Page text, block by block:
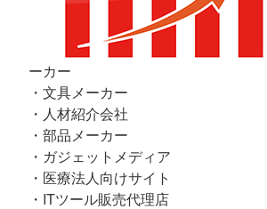
ーカー
・文具メーカー
・人材紹介会社
・部品メーカー
・ガジェットメディア
・医療法人向けサイト
・ITツール販売代理店